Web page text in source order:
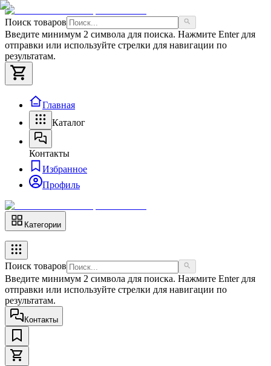
Поиск товаров
Введите минимум 2 символа для поиска. Нажмите Enter для
отправки или используйте стрелки для навигации по
результатам.
Главная
Каталог
Контакты
Избранное
Профиль
Категории
Поиск товаров
Введите минимум 2 символа для поиска. Нажмите Enter для
отправки или используйте стрелки для навигации по
результатам.
Контакты